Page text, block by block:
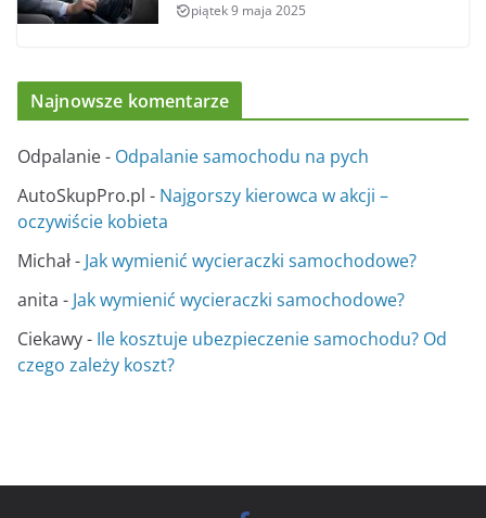
piątek 9 maja 2025
Najnowsze komentarze
Odpalanie- Odpalanie samochodu na pych
AutoSkupPro.pl - Najgorszy kierowca w akcji –
oczywiście kobieta
Michał- Jak wymienić wycieraczki samochodowe?
anita - Jak wymienić wycieraczki samochodowe?
Ciekawy- Ile kosztuje ubezpieczenie samochodu? Od
czego zależy koszt?